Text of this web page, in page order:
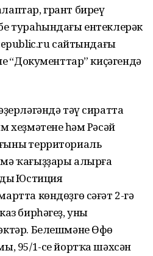
грант биреү
тураһындағы ентеклерәк
сайтындағы
“Документтар” киҫәгендә
тәү сиратта
һәм Рәсәй
территориаль
ҡағыҙҙары алырға
Юстиция
көндөҙгө сәғәт 2-гә
бирһәгеҙ, уны
Белешмәне Өфө
95/1-се йортҡа шәхсән